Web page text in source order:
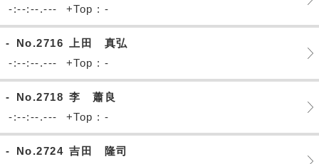
-:--:--.---
+Top : -
- No.2716
上田 真弘
-:--:--.---
+Top : -
- No.2718 李 蕭良
-:--:--.---
+Top : -
- No.2724 吉田 隆司